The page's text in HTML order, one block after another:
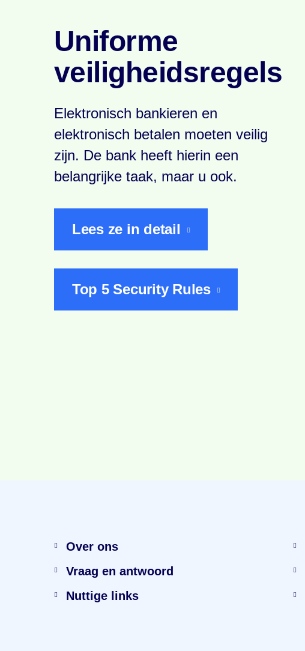
Uniforme
veiligheidsregels
Elektronisch bankieren en
elektronisch betalen moeten veilig
zijn. De bank heeft hierin een
belangrijke taak, maar u ook.
Lees ze in detail
Top 5 Security Rules
Over ons
Vraag en antwoord
Nuttige links